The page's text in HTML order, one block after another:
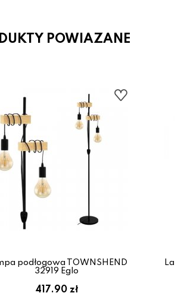
POWIAZANE
podłogowa TOWNSHEND
32919 Eglo
417.90 zł